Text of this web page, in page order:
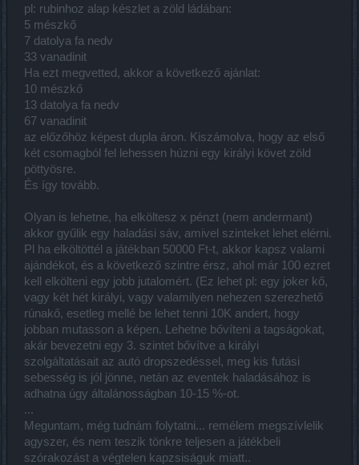
pl: rubinhoz alap készlet a zöld ládában:
5 mészkő
7 datolya fa nedv
33 vanadinit
Ha ezt megvetted, akkor a következő ajánlat:
10 mészkő
13 datolya fa nedv
67 vanadinit
az előzőhöz képest dupla áron. Kiszámolva, hogy az első
két csomagból fel lehessen húzni egy királyi követ zöld
pöttyösre.
És így tovább.
Olyan is lehetne, ha elköltesz x pénzt (nem andermant)
akkor gyűlik egy haladási sáv, amivel szinteket lehet elérni.
Pl ha elköltöttél a játékban 50000 Ft-t, akkor kapsz valami
ajándékot, és a következő szintre érsz, ahol már 100 ezret
kell elkölteni egy jobb jutalomért. (Ez lehet pl: egy joker kő,
vagy két hét királyi, vagy valamilyen nehezen szerezhető
rúnakő, esetleg mellé be lehet tenni 10K andert, hogy
jobban mutasson a képen. Lehetne bővíteni a tagságokat,
akár bevezetni egy 3. szintet bővítve a királyi
szolgáltatásait az autó dropszedéssel, meg kis futási
sebesség is jól jönne, netán az eventek haladásához is
adhatna úgy általánosságban 10-15 %-ot.
...
Meguntam, még tudnám folytatni... remélem megszívlelik
agyszer, és nem teszik tönkre teljesen a játékbeli
szórakozást a végtelen kapzsiságuk miatt..